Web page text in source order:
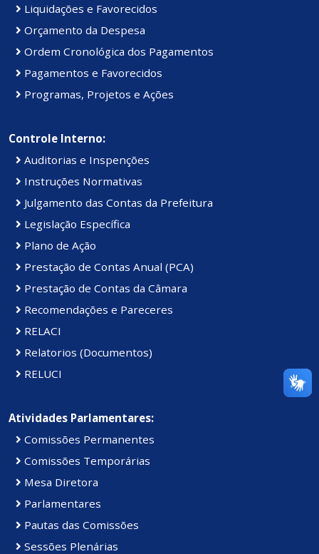
Liquidações e Favorecidos
Orçamento da Despesa
Ordem Cronológica dos Pagamentos
Pagamentos e Favorecidos
Programas, Projetos e Ações
Controle Interno:
Auditorias e Inspenções
Instruções Normativas
Julgamento das Contas da Prefeitura
Legislação Específica
Plano de Ação
Prestação de Contas Anual (PCA)
Prestação de Contas da Câmara
Recomendações e Pareceres
RELACI
Relatorios (Documentos)
RELUCI
Atividades Parlamentares:
Comissões Permanentes
Comissões Temporárias
Mesa Diretora
Parlamentares
Pautas das Comissões
Sessões Plenárias